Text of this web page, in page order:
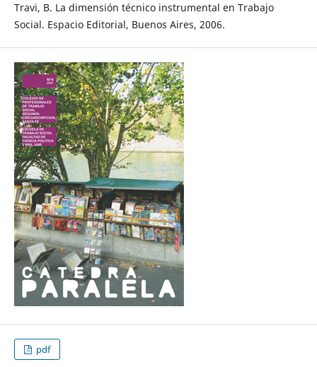
Travi, B. La dimensión técnico instrumental en Trabajo
Social. Espacio Editorial, Buenos Aires, 2006.
pdf